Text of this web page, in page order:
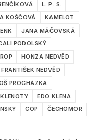
L. P. S.
KOŠČOVÁ
KAMELOT
JANA MÁČOVSKÁ
PODOLSKÝ
HONZA NEDVĚD
FRANTIŠEK NEDVĚD
PROCHÁZKA
EDO KLENA
COP
ČECHOMOR